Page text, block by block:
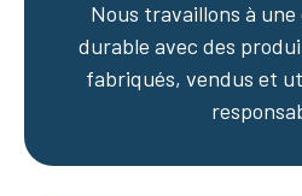
Nous travaillons à
durable avec des
fabriqués, vendus et